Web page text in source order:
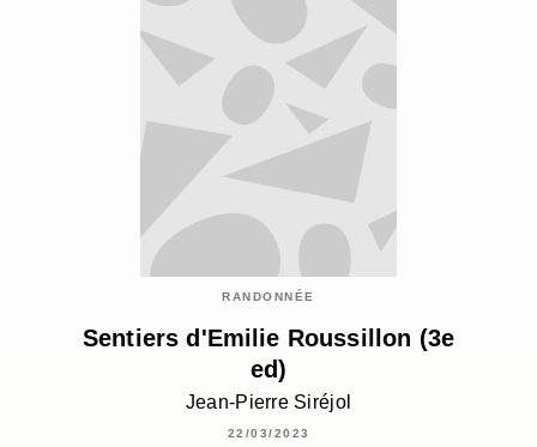
RANDONNÉE
Sentiers d'Emilie Roussillon (3e
ed)
Jean-Pierre Siréjol
22/03/2023